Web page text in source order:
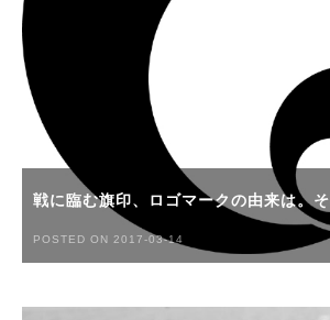
戦に臨む旗印、ロゴマークの由来は。
POSTED ON 2017-03-14